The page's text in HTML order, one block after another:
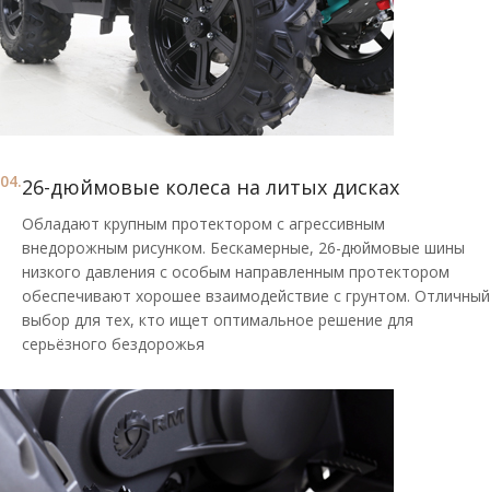
04.26-дюймовые колеса на литых дисках
Обладают крупным протектором с агрессивным
внедорожным рисунком. Бескамерные, 26-дюймовые шины
низкого давления с особым направленным протектором
обеспечивают хорошее взаимодействие с грунтом. Отличный
выбор для тех, кто ищет оптимальное решение для
серьёзного бездорожья